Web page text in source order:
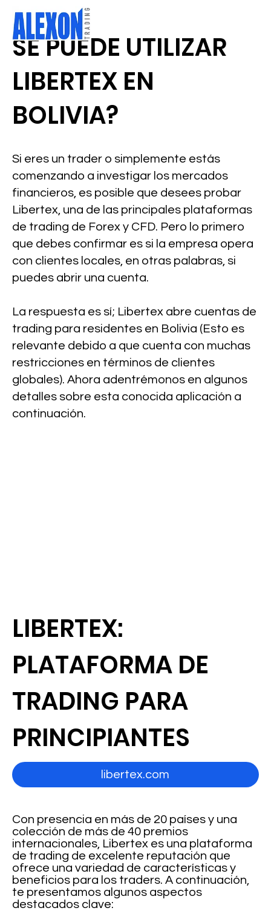
SE PUEDE UTILIZAR
LIBERTEX EN
BOLIVIA?
Si eres un trader o simplemente estás
comenzando a investigar los mercados
financieros, es posible que desees probar
Libertex, una de las principales plataformas
de trading de Forex y CFD. Pero lo primero
que debes confirmar es si la empresa opera
con clientes locales, en otras palabras, si
puedes abrir una cuenta.
La respuesta es sí; Libertex abre cuentas de
trading para residentes en Bolivia (Esto es
relevante debido a que cuenta con muchas
restricciones en términos de clientes
globales). Ahora adentrémonos en algunos
detalles sobre esta conocida aplicación a
continuación.
Con presencia en más de 20 países y una
colección de más de 40 premios
internacionales, Libertex es una plataforma
de trading de excelente reputación que
ofrece una variedad de características y
beneficios para los traders. A continuación,
te presentamos algunos aspectos
destacados clave:
LIBERTEX:
PLATAFORMA DE
TRADING PARA
PRINCIPIANTES
libertex.com